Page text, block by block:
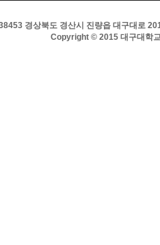
경상북도 경산시 진량읍 대구대로
Copyright © 2015 대구대학